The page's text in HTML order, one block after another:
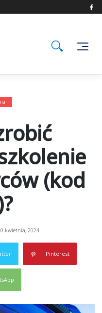
(kod
kwietnia, 2024
Pinterest